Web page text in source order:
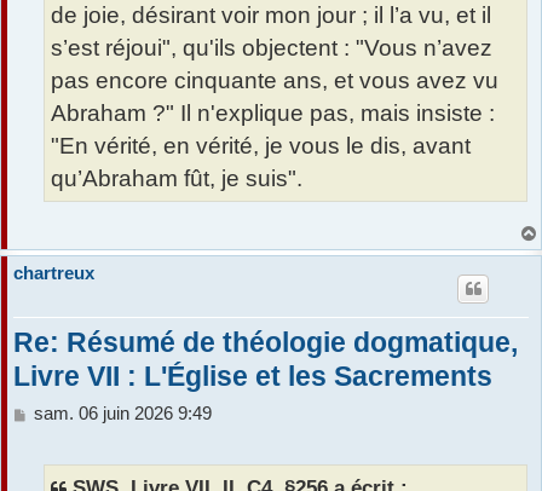
de joie, désirant voir mon jour ; il l’a vu, et il
s’est réjoui", qu'ils objectent : "Vous n’avez
pas encore cinquante ans, et vous avez vu
Abraham ?" Il n'explique pas, mais insiste :
"En vérité, en vérité, je vous le dis, avant
qu’Abraham fût, je suis".
chartreux
Re: Résumé de théologie dogmatique,
Livre VII : L'Église et les Sacrements
M
sam. 06 juin 2026 9:49